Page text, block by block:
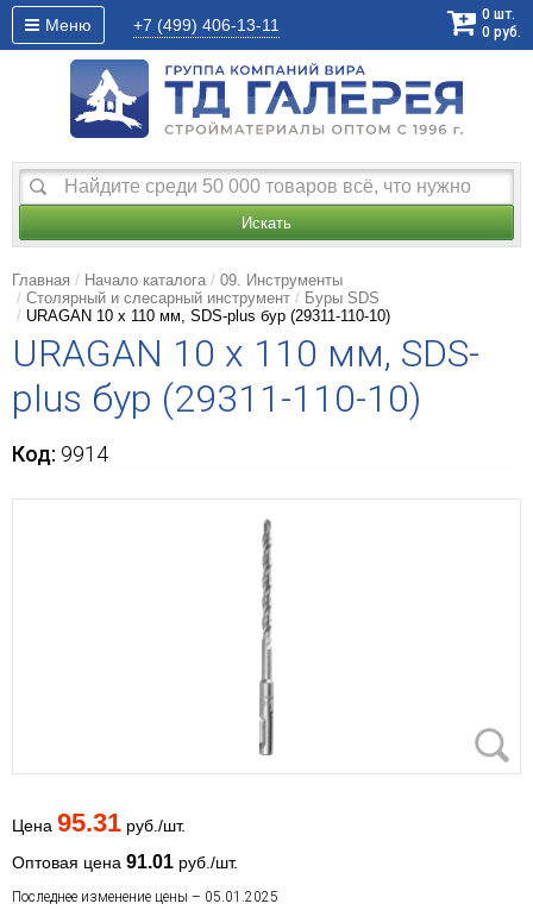
Меню +7 (499) 406-13-11
0 шт.
0 руб.
Искать
Главная Начало каталога
09. Инструменты
Столярный и слесарный инструмент
Буры SDS
URAGAN 10 х 110 мм, SDS-plus бур (29311-110-10)
URAGAN 10 х 110 мм, SDS-
plus бур (29311-110-10)
Код: 9914
Цена 95.31 руб./шт.
Оптовая цена 91.01 руб./шт.
Последнее изменение цены – 05.01.2025